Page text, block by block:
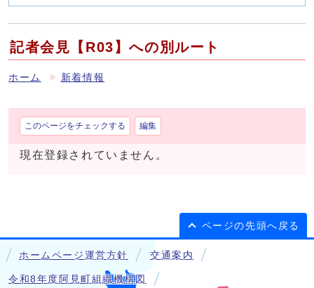
記者会見【R03】への別ルート
ホーム 新着情報
このページをチェックする 編集
現在登録されていません。
ページの先頭へ戻る
ホームページ運営方針 交通案内
令和8年度阿見町組織機構図